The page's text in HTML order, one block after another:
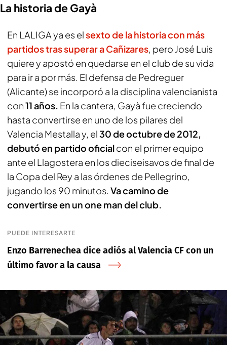
La historia de Gayà
En LALIGA ya es elsexto de la historia con más
partidos tras superar a Cañizares, pero José Luis
quiere y apostó en quedarse en el club de su vida
para ir a por más. El defensa de Pedreguer
(Alicante) se incorporó a la disciplina valencianista
con11 años. En la cantera, Gayà fue creciendo
hasta convertirse en uno de los pilares del
Valencia Mestalla y, el30 de octubre de 2012,
debutó en partido oficialcon el primer equipo
ante el Llagostera en los dieciseisavos de final de
la Copa del Rey a las órdenes de Pellegrino,
jugando los 90 minutos. Va camino de
convertirse en un one man del club.
PUEDE INTERESARTE
Enzo Barrenechea dice adiós al Valencia CF con un
último favor a la causa